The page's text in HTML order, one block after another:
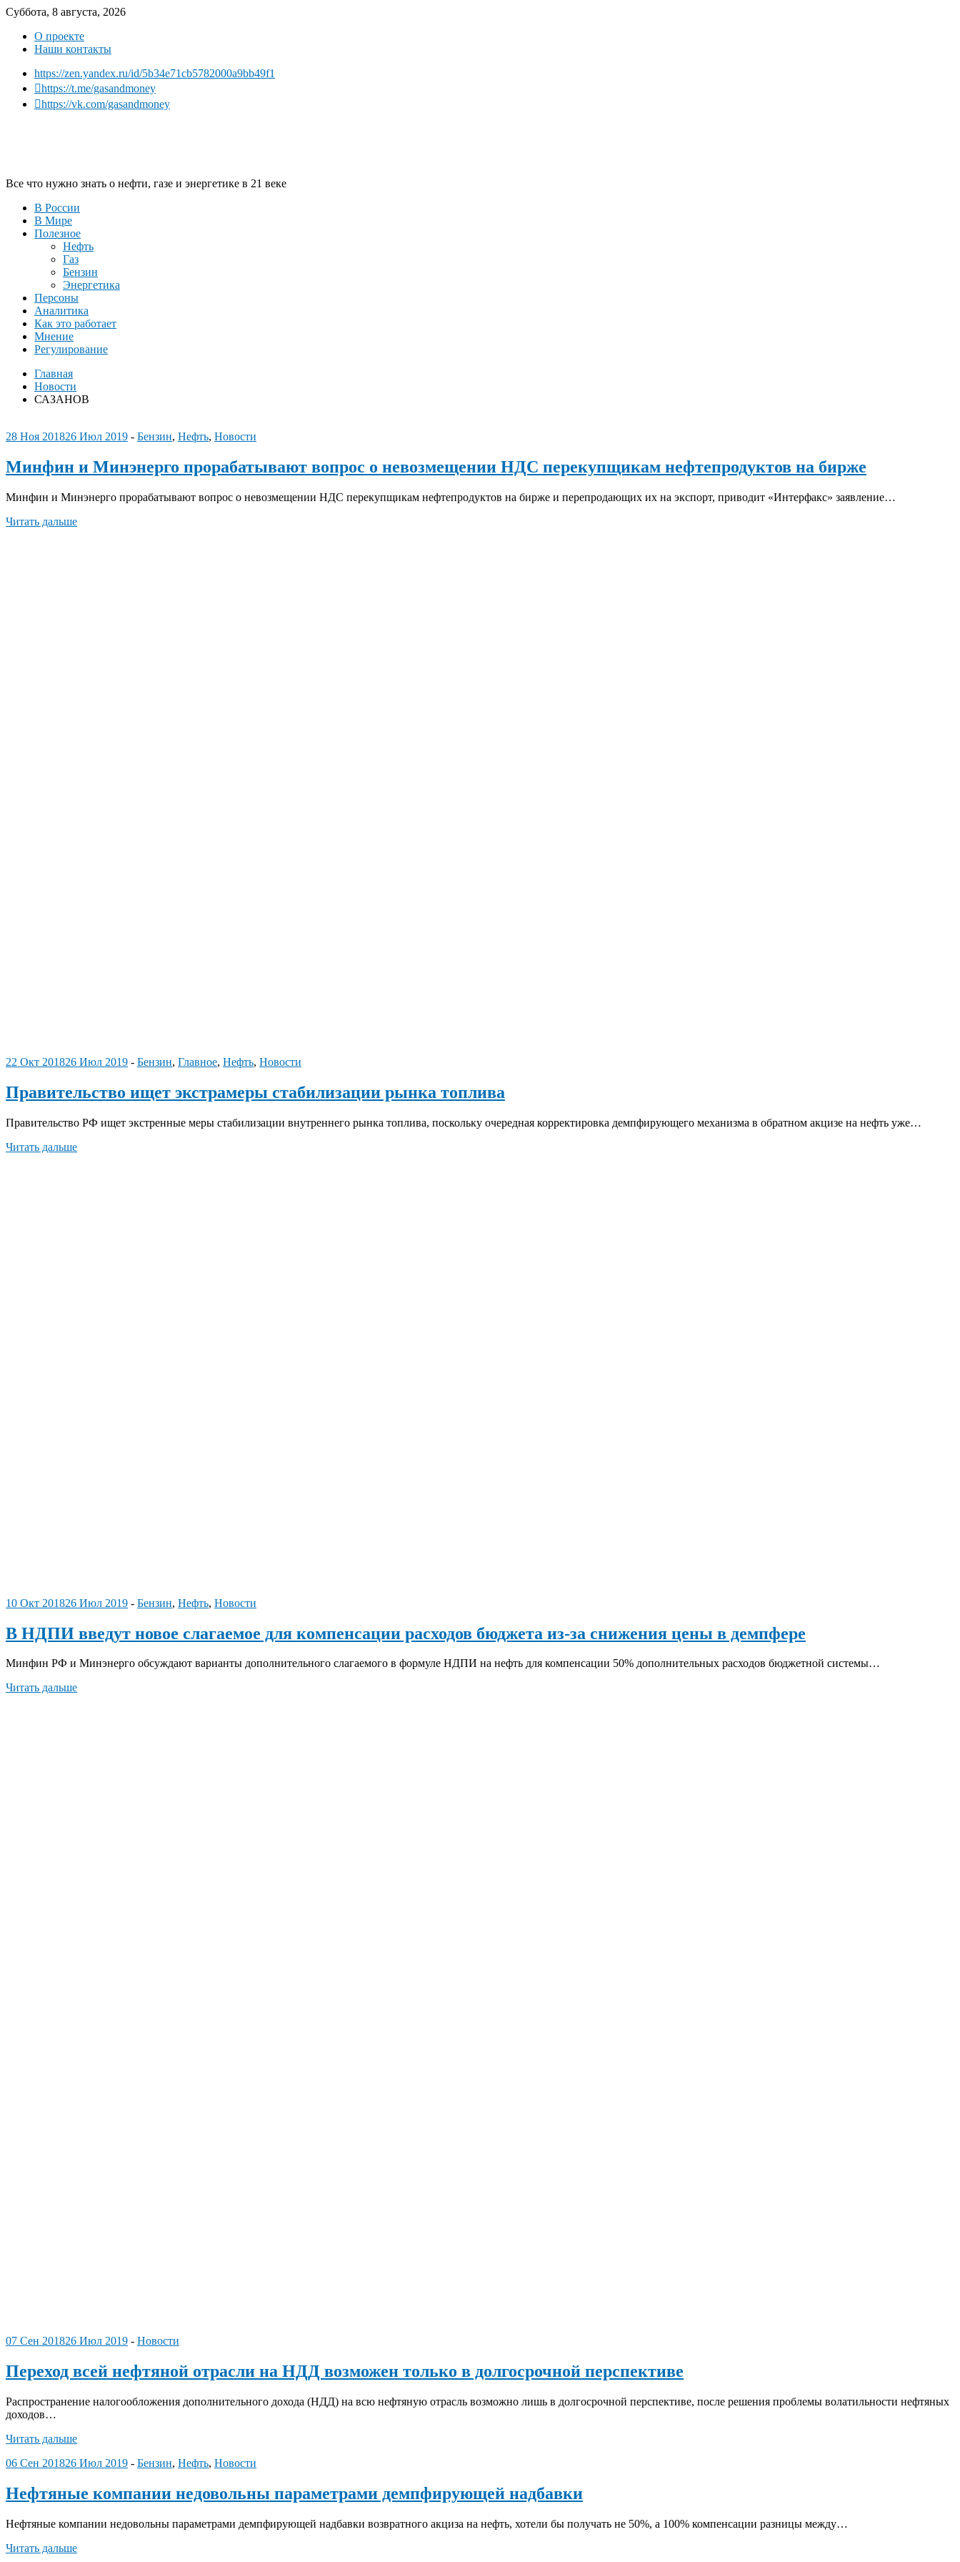
Суббота, 8 августа, 2026
О проекте
Наши контакты
https://zen.yandex.ru/id/5b34e71cb5782000a9bb49f1
https://t.me/gasandmoney
https://vk.com/gasandmoney
Все что нужно знать о нефти, газе и энергетике в 21 веке
В России
В Мире
Полезное
Нефть
Газ
Бензин
Энергетика
Персоны
Аналитика
Как это работает
Мнение
Регулирование
Главная
Новости
САЗАНОВ
28 Ноя 201826 Июл 2019 - Бензин, Нефть, Новости
Минфин и Минэнерго прорабатывают вопрос о невозмещении НДС перекупщикам нефтепродуктов на бирже
Минфин и Минэнерго прорабатывают вопрос о невозмещении НДС перекупщикам нефтепродуктов на бирже и перепродающих их на экспорт, приводит «Интерфакс» заявление…
Читать дальше
22 Окт 201826 Июл 2019 - Бензин, Главное, Нефть, Новости
Правительство ищет экстрамеры стабилизации рынка топлива
Правительство РФ ищет экстренные меры стабилизации внутреннего рынка топлива, поскольку очередная корректировка демпфирующего механизма в обратном акцизе на нефть уже…
Читать дальше
10 Окт 201826 Июл 2019 - Бензин, Нефть, Новости
В НДПИ введут новое слагаемое для компенсации расходов бюджета из-за снижения цены в демпфере
Минфин РФ и Минэнерго обсуждают варианты дополнительного слагаемого в формуле НДПИ на нефть для компенсации 50% дополнительных расходов бюджетной системы…
Читать дальше
07 Сен 201826 Июл 2019 - Новости
Переход всей нефтяной отрасли на НДД возможен только в долгосрочной перспективе
Распространение налогообложения дополнительного дохода (НДД) на всю нефтяную отрасль возможно лишь в долгосрочной перспективе, после решения проблемы волатильности нефтяных
доходов…
Читать дальше
06 Сен 201826 Июл 2019 - Бензин, Нефть, Новости
Нефтяные компании недовольны параметрами демпфирующей надбавки
Нефтяные компании недовольны параметрами демпфирующей надбавки возвратного акциза на нефть, хотели бы получать не 50%, а 100% компенсации разницы между…
Читать дальше